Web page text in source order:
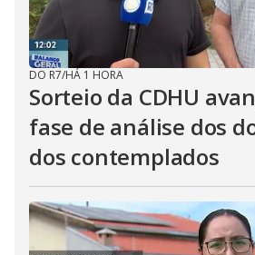
DO R7/HÁ 1 HORA
Sorteio da CDHU
fase de análise dos
dos contemplados